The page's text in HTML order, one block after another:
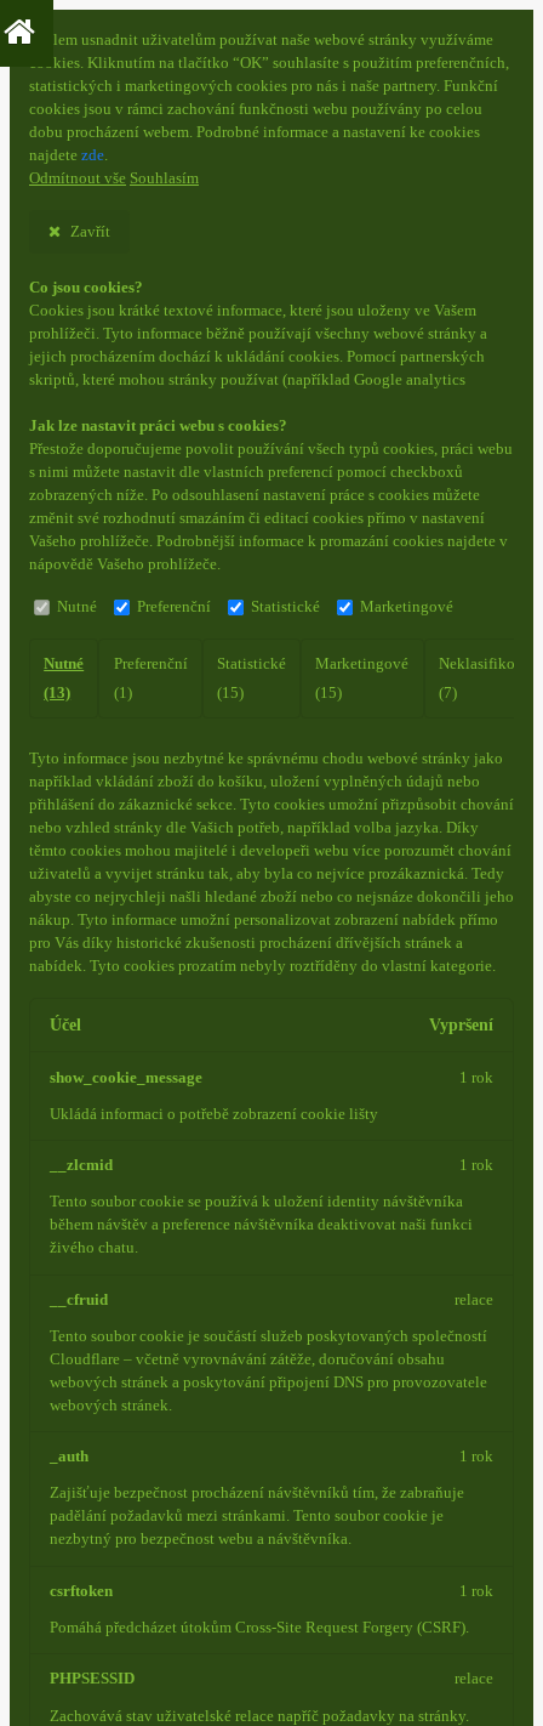
S cílem usnadnit uživatelům používat naše webové stránky využíváme
cookies. Kliknutím na tlačítko “OK” souhlasíte s použitím preferenčních,
statistických i marketingových cookies pro nás i naše partnery. Funkční
cookies jsou v rámci zachování funkčnosti webu používány po celou
dobu procházení webem. Podrobné informace a nastavení ke cookies
najdete zde.
Odmítnout vše Souhlasím
Zavřít
Co jsou cookies?
Cookies jsou krátké textové informace, které jsou uloženy ve Vašem
prohlížeči. Tyto informace běžně používají všechny webové stránky a
jejich procházením dochází k ukládání cookies. Pomocí partnerských
skriptů, které mohou stránky používat (například Google analytics
Jak lze nastavit práci webu s cookies?
Přestože doporučujeme povolit používání všech typů cookies, práci webu
s nimi můžete nastavit dle vlastních preferencí pomocí checkboxů
zobrazených níže. Po odsouhlasení nastavení práce s cookies můžete
změnit své rozhodnutí smazáním či editací cookies přímo v nastavení
Vašeho prohlížeče. Podrobnější informace k promazání cookies najdete v
nápovědě Vašeho prohlížeče.
Nutné Preferenční Statistické Marketingové
Nutné
(13)
Preferenční
(1)
Statistické
(15)
Marketingové
(15)
(7)
Tyto informace jsou nezbytné ke správnému chodu webové stránky jako
například vkládání zboží do košíku, uložení vyplněných údajů nebo
přihlášení do zákaznické sekce. Tyto cookies umožní přizpůsobit chování
nebo vzhled stránky dle Vašich potřeb, například volba jazyka. Díky
těmto cookies mohou majitelé i developeři webu více porozumět chování
uživatelů a vyvijet stránku tak, aby byla co nejvíce prozákaznická. Tedy
abyste co nejrychleji našli hledané zboží nebo co nejsnáze dokončili jeho
nákup. Tyto informace umožní personalizovat zobrazení nabídek přímo
pro Vás díky historické zkušenosti procházení dřívějších stránek a
nabídek. Tyto cookies prozatím nebyly roztříděny do vlastní kategorie.
Účel Vypršení
show_cookie_message
Ukládá informaci o potřebě zobrazení cookie lišty
1 rok
__zlcmid
Tento soubor cookie se používá k uložení identity návštěvníka
během návštěv a preference návštěvníka deaktivovat naši funkci
živého chatu.
1 rok
__cfruid
Tento soubor cookie je součástí služeb poskytovaných společností
Cloudflare – včetně vyrovnávání zátěže, doručování obsahu
webových stránek a poskytování připojení DNS pro provozovatele
webových stránek.
relace
_auth
Zajišťuje bezpečnost procházení návštěvníků tím, že zabraňuje
padělání požadavků mezi stránkami. Tento soubor cookie je
nezbytný pro bezpečnost webu a návštěvníka.
1 rok
csrftoken
Pomáhá předcházet útokům Cross-Site Request Forgery (CSRF).
1 rok
PHPSESSID
Zachovává stav uživatelské relace napříč požadavky na stránky.
relace